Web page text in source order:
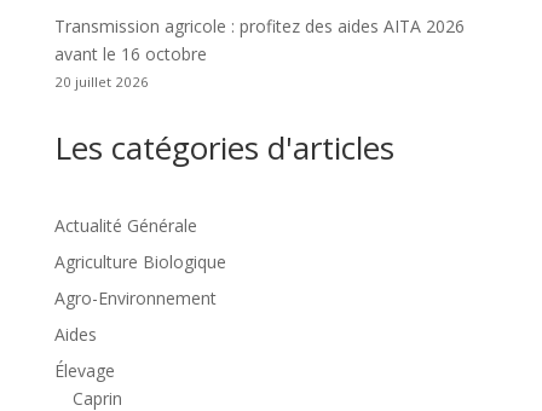
Transmission agricole : profitez des aides AITA 2026
avant le 16 octobre
20 juillet 2026
Les catégories d'articles
Actualité Générale
Agriculture Biologique
Agro-Environnement
Aides
Élevage
Caprin